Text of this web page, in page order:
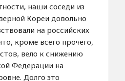
наши соседи из
Кореи довольно
на российских
кроме всего прочего,
вело к снижению
Федерации на
Долго это